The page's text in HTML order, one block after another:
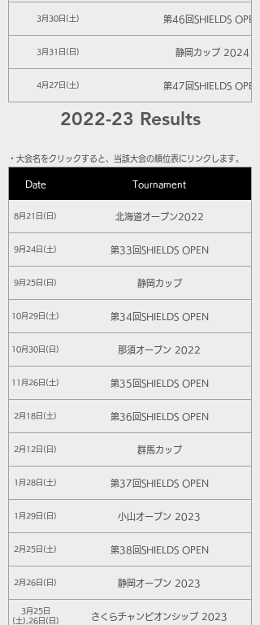
3月30日(土) 第46回SHIELDS OPEN
3月31日(日) 静岡カップ 2024
4月27日(土) 第47回SHIELDS OPEN
2022-23 Results
​・大会名をクリックすると、当該大会の順位表にリンクします。
Date Tournament
8月21日(日) 北海道オープン2022
9月24日(土) 第33回SHIELDS OPEN
9月25日(日) 静岡カップ
10月29日(土) 第34回SHIELDS OPEN
10月30日(日) 那須オープン 2022
11月26日(土) 第35回SHIELDS OPEN
2月18日(土) 第36回SHIELDS OPEN
2月12日(日) 群馬カップ
1月28日(土) 第37回SHIELDS OPEN
1月29日(日) 小山オープン 2023
2月25日(土) 第38回SHIELDS OPEN
2月26日(日) 静岡オープン 2023
3月25日
(土),26日(日)
さくらチャンピオンシップ 2023